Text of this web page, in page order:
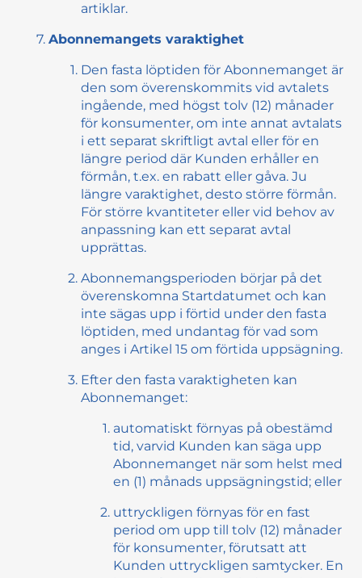
artiklar.
Abonnemangets varaktighet
Den fasta löptiden för Abonnemanget är
den som överenskommits vid avtalets
ingående, med högst tolv (12) månader
för konsumenter, om inte annat avtalats
i ett separat skriftligt avtal eller för en
längre period där Kunden erhåller en
förmån, t.ex. en rabatt eller gåva. Ju
längre varaktighet, desto större förmån.
För större kvantiteter eller vid behov av
anpassning kan ett separat avtal
upprättas.
Abonnemangsperioden börjar på det
överenskomna Startdatumet och kan
inte sägas upp i förtid under den fasta
löptiden, med undantag för vad som
anges i Artikel 15 om förtida uppsägning.
Efter den fasta varaktigheten kan
Abonnemanget:
automatiskt förnyas på obestämd
tid, varvid Kunden kan säga upp
Abonnemanget när som helst med
en (1) månads uppsägningstid; eller
uttryckligen förnyas för en fast
period om upp till tolv (12) månader
för konsumenter, förutsatt att
Kunden uttryckligen samtycker. En